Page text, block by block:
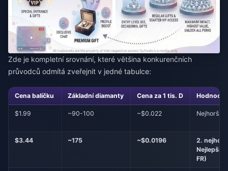
Zde je kompletní srovnání, které většina konkurenčních
průvodců odmítá zveřejnit v jedné tabulce:
Cena balíčku Základní diamanty Cena za 1 tis. D
$1.99 ~90-100 ~$0.022 Nejhorší
$3.44 ~175 ~$0.0196
2.
Nejlepší
FR)